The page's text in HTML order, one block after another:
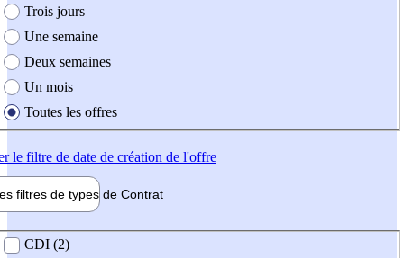
Trois jours
Une semaine
Deux semaines
Un mois
Toutes les offres
le filtre de date de création de l'offre
filtres de types de Contrat
contrat
CDI (2)